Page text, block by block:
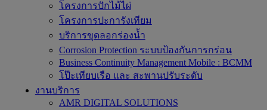
โครงการปักไม้ไผ่
โครงการปะการังเทียม
บริการขุดลอกร่องน้ำ
Corrosion Protection ระบบป้องกันการกร่อน
Business Continuity Management Mobile : BCMM
โป๊ะเทียบเรือ และ สะพานปรับระดับ
งานบริการ
AMR DIGITAL SOLUTIONS